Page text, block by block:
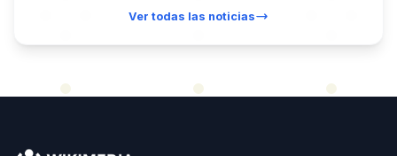
Ver todas las noticias